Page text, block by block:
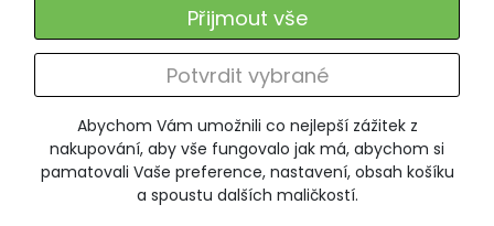
Abychom Vám umožnili co nejlepší zážitek z
nakupování, aby vše fungovalo jak má, abychom si
pamatovali Vaše preference, nastavení, obsah košíku
a spoustu dalších maličkostí.
Potvrdit vybrané
Přijmout vše
Výměna zboží
ODEBÍRÁNÍ NEWSLETTERU